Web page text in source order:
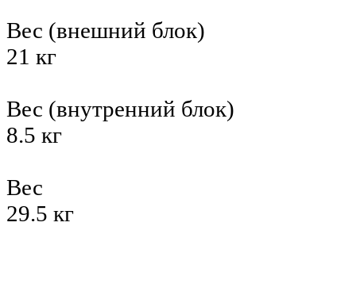
Вес (внешний блок)
21 кг
Вес (внутренний блок)
8.5 кг
Вес
29.5 кг